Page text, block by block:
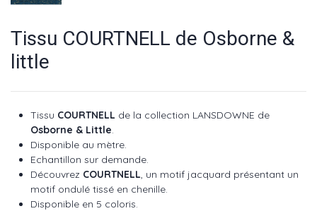
Tissu COURTNELL de Osborne &
little
Tissu COURTNELL de la collection LANSDOWNE de
Osborne & Little
Disponible au mètre.
Echantillon sur demande.
Découvrez COURTNELL , un motif jacquard présentant un
motif ondulé tissé en chenille.
Disponible en 5 coloris.